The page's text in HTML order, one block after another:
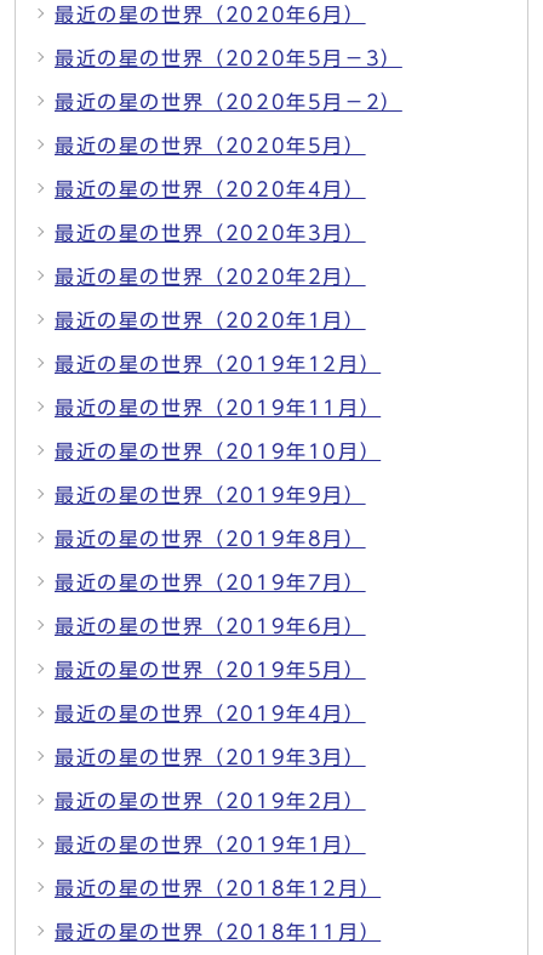
最近の星の世界（2020年6月）
最近の星の世界（2020年5月－3）
最近の星の世界（2020年5月－2）
最近の星の世界（2020年5月）
最近の星の世界（2020年4月）
最近の星の世界（2020年3月）
最近の星の世界（2020年2月）
最近の星の世界（2020年1月）
最近の星の世界（2019年12月）
最近の星の世界（2019年11月）
最近の星の世界（2019年10月）
最近の星の世界（2019年9月）
最近の星の世界（2019年8月）
最近の星の世界（2019年7月）
最近の星の世界（2019年6月）
最近の星の世界（2019年5月）
最近の星の世界（2019年4月）
最近の星の世界（2019年3月）
最近の星の世界（2019年2月）
最近の星の世界（2019年1月）
最近の星の世界（2018年12月）
最近の星の世界（2018年11月）